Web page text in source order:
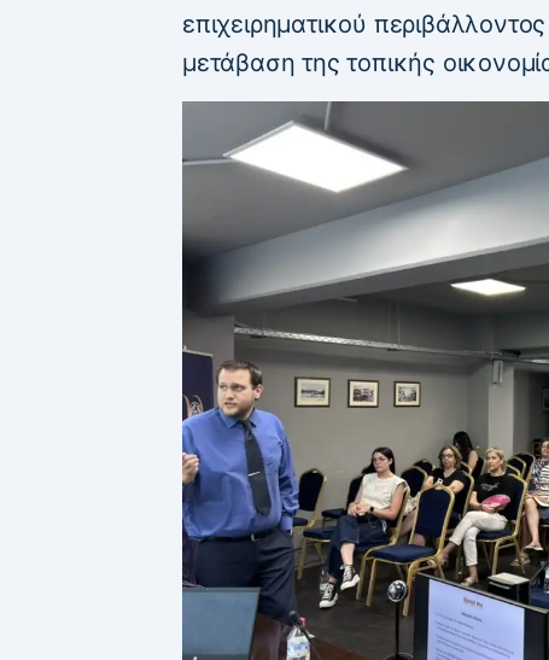
επιχειρηματικού
μετάβαση της τοπικής